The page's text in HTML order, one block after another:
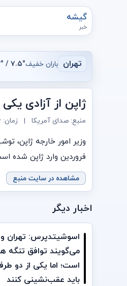
گیشه
خبر
تهران باران خفیف۷.۵° / ۱۴.۲°
ژاپن از آزادی یکی
منبع: صدای آمریکا | زمان:
فروردین وارد ژاپن شده
مشاهده در سایت منبع
اخبار دیگر
اسوشیتدپرس: تهران
می‌گویند توافق تنگه
است؛ اما یکی از دو
باید عقب‌نشینی کنند